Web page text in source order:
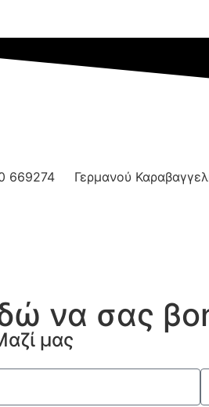
669274 Γερμανού
να σας
μας